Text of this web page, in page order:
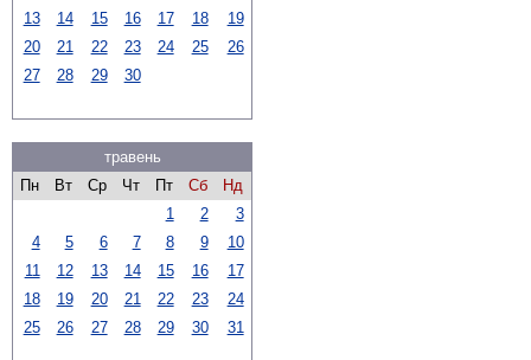
13
14 15 16 17 18
19
20
21 22 23 24 25
26
27
28 29 30
травень
Пн
Вт Ср Чт Пт Сб
Нд
1
2
3
4
5 6 7 8 9
10
11
12 13 14 15 16
17
18
19 20 21 22 23
24
25
26 27 28 29 30 31